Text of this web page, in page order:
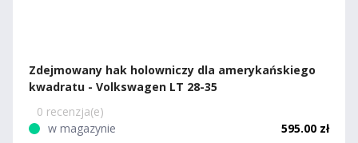
Zdejmowany hak holowniczy dla amerykańskiego
kwadratu - Volkswagen LT 28-35
0 recenzja(e)
w magazynie
595.00 zł